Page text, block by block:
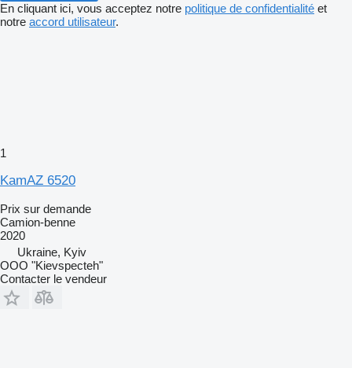
En cliquant ici, vous acceptez notre politique de confidentialité et
notre accord utilisateur.
1
KamAZ 6520
Prix sur demande
Camion-benne
2020
Ukraine, Kyiv
OOO "Kievspecteh"
Contacter le vendeur